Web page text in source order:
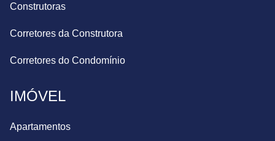
Construtoras
Corretores da Construtora
Corretores do Condomínio
IMÓVEL
Apartamentos